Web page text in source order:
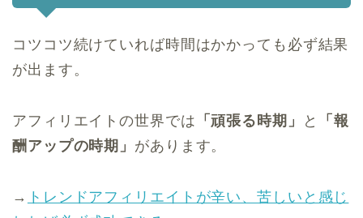
コツコツ続けていれば時間はかかっても必ず結果
が出ます。
アフィリエイトの世界では 「頑張る時期」 と
「報
酬アップの時期」 があります。
→ トレンドアフィリエイトが辛い、苦しいと感じ